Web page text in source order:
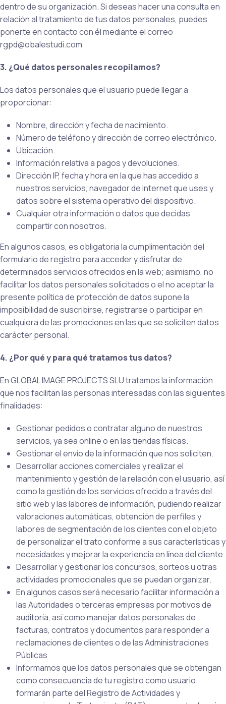
dentro de su organización. Si deseas hacer una consulta en
relación al tratamiento de tus datos personales, puedes
ponerte en contacto con él mediante el correo
rgpd@obalestudi.com
3. ¿Qué datos personales recopilamos?
Los datos personales que el usuario puede llegar a
proporcionar:
Nombre, dirección y fecha de nacimiento.
Número de teléfono y dirección de correo electrónico.
Ubicación.
Información relativa a pagos y devoluciones.
Dirección IP, fecha y hora en la que has accedido a
nuestros servicios, navegador de internet que uses y
datos sobre el sistema operativo del dispositivo.
Cualquier otra información o datos que decidas
compartir con nosotros.
En algunos casos, es obligatoria la cumplimentación del
formulario de registro para acceder y disfrutar de
determinados servicios ofrecidos en la web; asimismo, no
facilitar los datos personales solicitados o el no aceptar la
presente política de protección de datos supone la
imposibilidad de suscribirse, registrarse o participar en
cualquiera de las promociones en las que se soliciten datos
carácter personal.
4. ¿Por qué y para qué tratamos tus datos?
En GLOBAL IMAGE PROJECTS SLU tratamos la información
que nos facilitan las personas interesadas con las siguientes
finalidades:
Gestionar pedidos o contratar alguno de nuestros
servicios, ya sea online o en las tiendas físicas.
Gestionar el envío de la información que nos soliciten.
Desarrollar acciones comerciales y realizar el
mantenimiento y gestión de la relación con el usuario, así
como la gestión de los servicios ofrecido a través del
sitio web y las labores de información, pudiendo realizar
valoraciones automáticas, obtención de perfiles y
labores de segmentación de los clientes con el objeto
de personalizar el trato conforme a sus características y
necesidades y mejorar la experiencia en línea del cliente.
Desarrollar y gestionar los concursos, sorteos u otras
actividades promocionales que se puedan organizar.
En algunos casos será necesario facilitar información a
las Autoridades o terceras empresas por motivos de
auditoría, así como manejar datos personales de
facturas, contratos y documentos para responder a
reclamaciones de clientes o de las Administraciones
Públicas
Informamos que los datos personales que se obtengan
como consecuencia de tu registro como usuario
formarán parte del Registro de Actividades y